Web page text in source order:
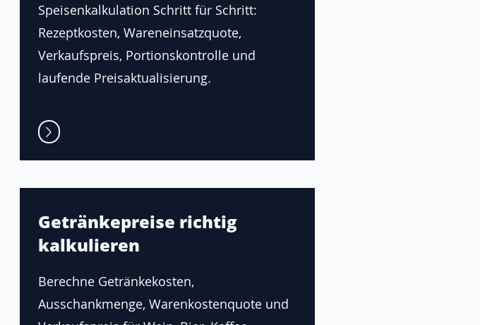
Speisenkalkulation Schritt für Schritt:
Rezeptkosten, Wareneinsatzquote,
Verkaufspreis, Portionskontrolle und
laufende Preisaktualisierung.
Getränkepreise richtig
kalkulieren
Berechne Getränkekosten,
Ausschankmenge, Warenkostenquote und